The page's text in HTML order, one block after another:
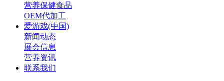
营养保健食品
OEM代加工
爱游戏(中国)
新闻动态
展会信息
营养资讯
联系我们